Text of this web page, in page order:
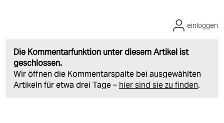
Die Kommentarfunktion unter diesem Artikel ist
geschlossen.
Wir öffnen die Kommentarspalte bei ausgewählten
Artikeln für etwa drei Tage – hier sind sie zu finden.
einloggen